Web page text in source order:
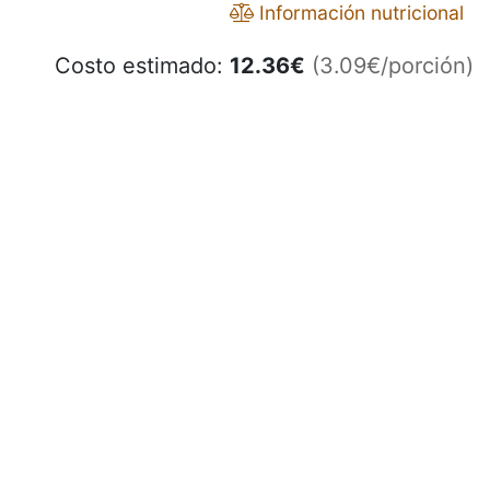
Información nutricional
Costo estimado: 12.36€ (3.09€/porción)